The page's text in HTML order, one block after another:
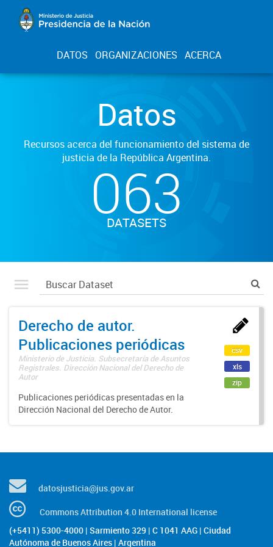
DATOS ORGANIZACIONES ACERCA
Datos
Recursos acerca del funcionamiento del sistema de
justicia de la República Argentina.
063
DATASETS
Derecho de autor.
Publicaciones periódicas
Ministerio de Justicia. Subsecretaría de Asuntos
Registrales. Dirección Nacional del Derecho de
Autor
Publicaciones periódicas presentadas en la
Dirección Nacional del Derecho de Autor.
csv
xls
zip
datosjusticia@jus.gov.ar
Commons Attribution 4.0 International license
(+5411) 5300-4000 | Sarmiento 329 | C 1041 AAG | Ciudad
Autónoma de Buenos Aires | Argentina